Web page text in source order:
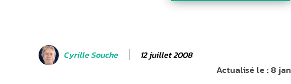
Cyrille Souche 12 juillet 2008
Actualisé le :8